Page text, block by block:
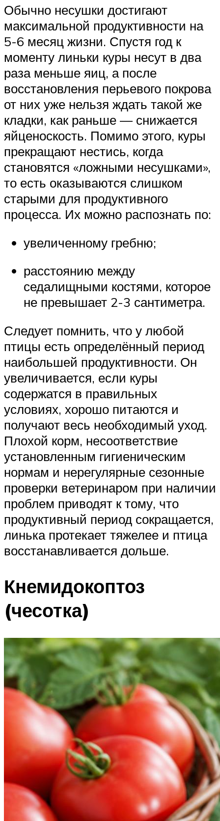
Обычно несушки достигают
максимальной продуктивности на
5-6 месяц жизни. Спустя год к
моменту линьки куры несут в два
раза меньше яиц, а после
восстановления перьевого покрова
от них уже нельзя ждать такой же
кладки, как раньше — снижается
яйценоскость. Помимо этого, куры
прекращают нестись, когда
становятся «ложными несушками»,
то есть оказываются слишком
старыми для продуктивного
процесса. Их можно распознать по:
увеличенному гребню;
расстоянию между
седалищными костями, которое
не превышает 2-3 сантиметра.
Следует помнить, что у любой
птицы есть определённый период
наибольшей продуктивности. Он
увеличивается, если куры
содержатся в правильных
условиях, хорошо питаются и
получают весь необходимый уход.
Плохой корм, несоответствие
установленным гигиеническим
нормам и нерегулярные сезонные
проверки ветеринаром при наличии
проблем приводят к тому, что
продуктивный период сокращается,
линька протекает тяжелее и птица
восстанавливается дольше.
Кнемидокоптоз
(чесотка)